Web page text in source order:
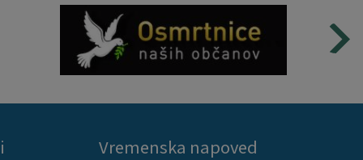
Vremenska napoved